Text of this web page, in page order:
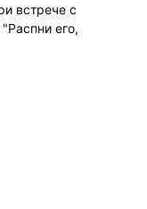
встрече с
его,